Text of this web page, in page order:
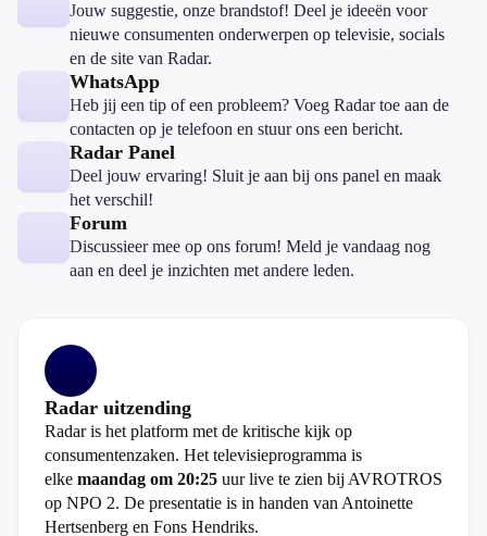
Jouw suggestie, onze brandstof! Deel je ideeën voor
nieuwe consumenten onderwerpen op televisie, socials
en de site van Radar.
WhatsApp
Heb jij een tip of een probleem? Voeg Radar toe aan de
contacten op je telefoon en stuur ons een bericht.
Radar Panel
Deel jouw ervaring! Sluit je aan bij ons panel en maak
het verschil!
Forum
Discussieer mee op ons forum! Meld je vandaag nog
aan en deel je inzichten met andere leden.
Radar uitzending
Radar is het platform met de kritische kijk op
consumentenzaken. Het televisieprogramma is
elke maandag om 20:25 uur live te zien bij AVROTROS
op NPO 2. De presentatie is in handen van Antoinette
Hertsenberg en Fons Hendriks.